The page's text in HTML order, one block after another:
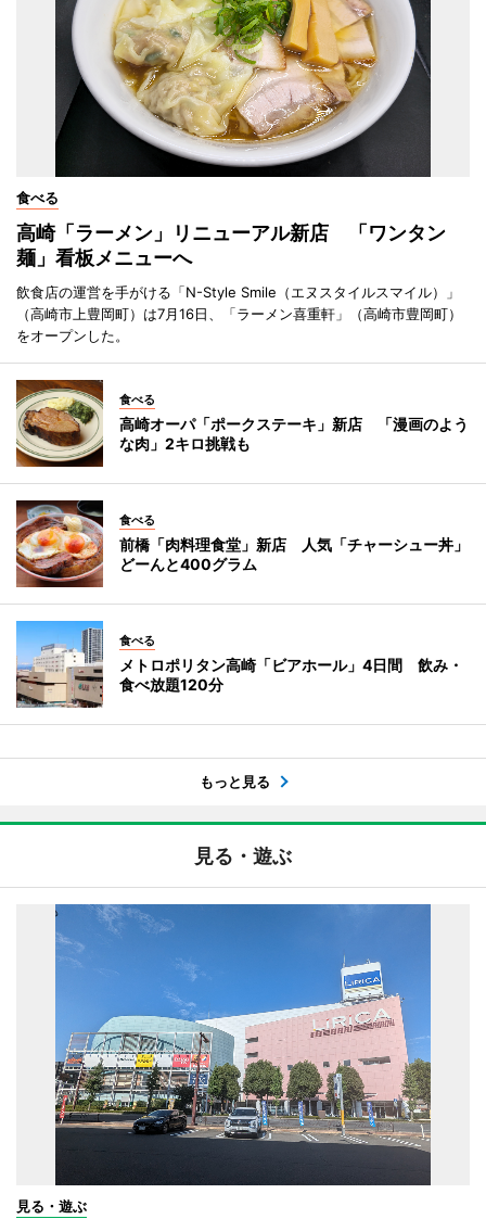
食べる
高崎「ラーメン」リニューアル新店 「ワンタン
麺」看板メニューへ
飲食店の運営を手がける「N-Style Smile（エヌスタイルスマイル）」
（高崎市上豊岡町）は7月16日、「ラーメン喜重軒」（高崎市豊岡町）
をオープンした。
食べる
高崎オーパ「ポークステーキ」新店 「漫画のよう
な肉」2キロ挑戦も
食べる
前橋「肉料理食堂」新店 人気「チャーシュー丼」
どーんと400グラム
食べる
メトロポリタン高崎「ビアホール」4日間 飲み・
食べ放題120分
もっと見る
見る・遊ぶ
見る・遊ぶ